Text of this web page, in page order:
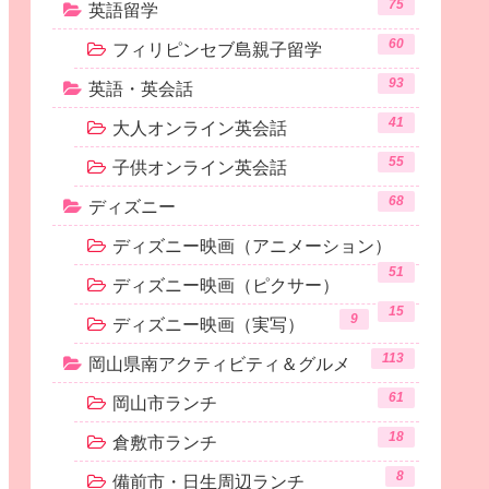
英語留学 75
フィリピンセブ島親子留学 60
英語・英会話 93
大人オンライン英会話 41
子供オンライン英会話 55
ディズニー 68
ディズニー映画（アニメーション）
51
ディズニー映画（ピクサー）
15
ディズニー映画（実写） 9
岡山県南アクティビティ＆グルメ 113
岡山市ランチ 61
倉敷市ランチ 18
備前市・日生周辺ランチ 8